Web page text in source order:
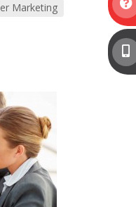
Marketing
DIGITAL ET
DIGITAL
HUMAINES
et Gestion